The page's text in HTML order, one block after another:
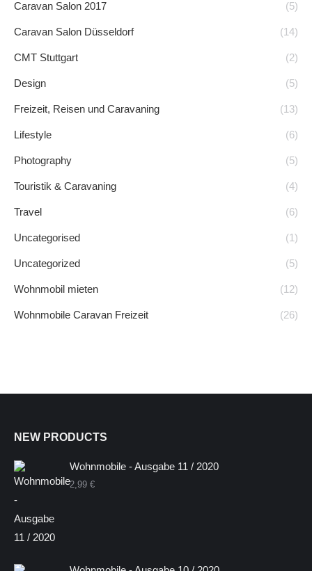
Caravan Salon 2017 (5)
Caravan Salon Düsseldorf (14)
CMT Stuttgart (2)
Design (5)
Freizeit, Reisen und Caravaning (13)
Lifestyle (6)
Photography (5)
Touristik & Caravaning (4)
Travel (6)
Uncategorised (1)
Uncategorized (5)
Wohnmobil mieten (12)
Wohnmobile Caravan Freizeit (26)
NEW PRODUCTS
Wohnmobile - Ausgabe 11 / 2020
2,99 €